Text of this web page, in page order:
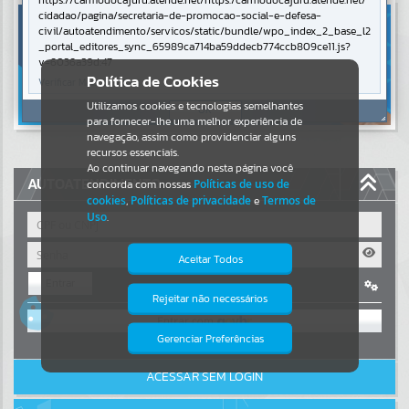
Resultados para""
Portais
Por favor, aguarde...
NOTÍCIAS
Por favor, aguarde...
Por favor, aguarde...
Por favor, aguarde...
AUTOATENDIMENTO
OU
Cadastre-se|Recuperar Senha
ACESSAR SEM LOGIN
Política de Cookies
Utilizamos cookies e tecnologias semelhantes
para fornecer-lhe uma melhor experiência de
navegação, assim como providenciar alguns
recursos essenciais.
Ao continuar navegando nesta página você
concorda com nossas Políticas de uso de
cookies, Políticas de privacidadeeTermos de
Uso.
Aceitar Todos
Rejeitar não necessários
Gerenciar Preferências
Isto significa que diversos recursos
providenciados poderão não estar
cidadao/pagina/secretaria-de-promocao-social-e-defesa-
civil/autoatendimento/servicos/static/bundle/wpo_index_2_base_l2
_portal_editores_sync_65989ca714ba59ddecb774ccb809ce11.js?
v=6036a39d:47
Verificar Mais Detalhes
OK